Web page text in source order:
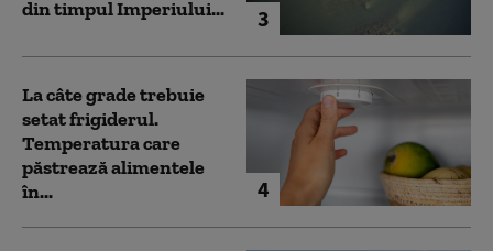
3
din timpul Imperiului...
4
La câte grade trebuie
setat frigiderul.
Temperatura care
păstrează alimentele
în...